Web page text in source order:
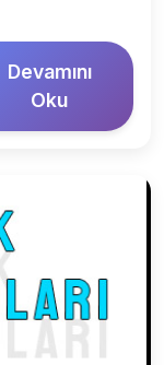
Devamını
Oku